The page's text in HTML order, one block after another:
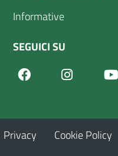
Informative
SEGUICI SU
FacebookInstagram
Privacy Cookie Policy